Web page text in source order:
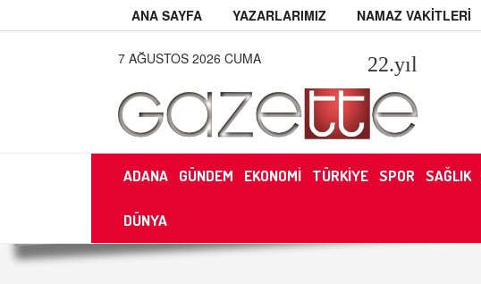
ANA SAYFA YAZARLARIMIZ NAMAZ VAKİTLERİ
7 AĞUSTOS 2026 CUMA 22.yıl
ADANA GÜNDEM EKONOMİ TÜRKİYE SPOR SAĞLIK
DÜNYA